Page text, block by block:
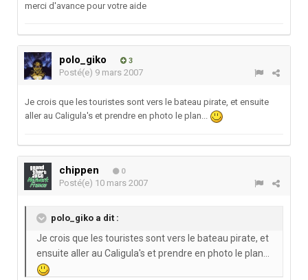
merci d'avance pour votre aide
polo_giko 3
Posté(e) 9 mars 2007
Je crois que les touristes sont vers le bateau pirate, et ensuite
aller au Caligula's et prendre en photo le plan...
chippen 0
Posté(e) 10 mars 2007
polo_giko a dit :
Je crois que les touristes sont vers le bateau pirate, et
ensuite aller au Caligula's et prendre en photo le plan...